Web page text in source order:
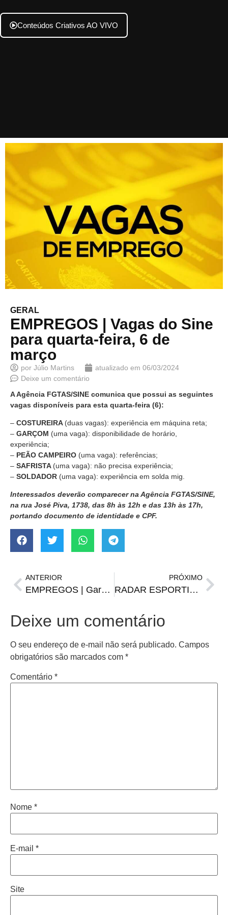
Conteúdos Criativos AO VIVO
GERAL
EMPREGOS | Vagas do Sine
para quarta-feira, 6 de
março
por Júlio Martins atualizado em 06/03/2024
Deixe um comentário
A Agência FGTAS/SINE comunica que possui as seguintes
vagas disponíveis para esta quarta-feira (6):
– COSTUREIRA (duas vagas): experiência em máquina reta;
– GARÇOM (uma vaga): disponibilidade de horário,
experiência;
– PEÃO CAMPEIRO (uma vaga): referências;
– SAFRISTA (uma vaga): não precisa experiência;
– SOLDADOR (uma vaga): experiência em solda mig.
Interessados deverão comparecer na Agência FGTAS/SINE,
na rua José Piva, 1738, das 8h às 12h e das 13h às 17h,
portando documento de identidade e CPF.
ANTERIOR
EMPREGOS | Garçom, costureira, cortador de couro e outras vagas do Sine
PRÓXIMO
RADAR ESPORTIVO | Aumento no limite de estrangeiros, mercado da bola e outras
Deixe um comentário
O seu endereço de e-mail não será publicado. Campos
obrigatórios são marcados com *
Comentário *
Nome *
E-mail *
Site